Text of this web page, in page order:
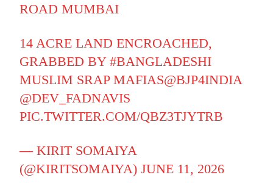
ROAD MUMBAI
14 ACRE LAND ENCROACHED,
GRABBED BY#BANGLADESHI
MUSLIM SRAP MAFIAS@BJP4INDIA
@DEV_FADNAVIS
PIC.TWITTER.COM/QBZ3TJYTRB
— KIRIT SOMAIYA
(@KIRITSOMAIYA)JUNE 11, 2026